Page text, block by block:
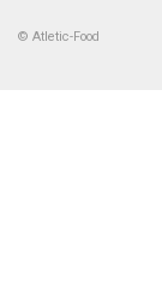
© Atletic-Food